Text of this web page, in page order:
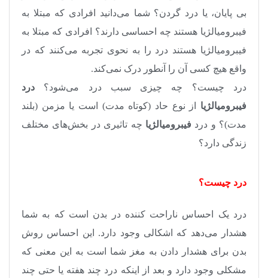
بی پایان، یا درد گردن؟ شما می‌دانید افرادی که مبتلا به
فیبرومیالژیا هستند چه احساسی دارند؟ افرادی که مبتلا به
فیبرومیالژیا هستند درد را به نحوی تجربه می‌کنند که در
واقع هیچ کسی آن را آنطور درک نمی‌کند.
درد چیست؟ چه چیزی سبب درد می‌شود؟ درد
فیبرومیالژیا از نوع حاد (کوتاه مدت) است یا مزمن (بلند
مدت)؟ و درد فیبرومیالژیا چه تاثیری در بخش‌های مختلف
زندگی دارد؟
درد چیست؟
درد یک احساس ناراحت کننده در بدن است که به شما
هشدار می‌دهد که اشکالی وجود دارد. این احساس روش
بدن برای هشدار دادن به مغز شما است به این معنی که
مشکلی وجود دارد و بعد از اینکه درد چند هفته یا حتی چند